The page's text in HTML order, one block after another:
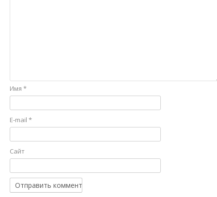
Имя *
E-mail *
Сайт